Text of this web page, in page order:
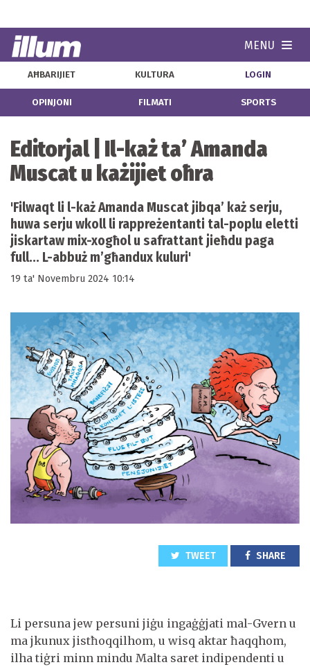
MENU
AĦBARIJIET KULTURA LOGIN
OPINJONI FILMATI SPORTS
Editorjal | Il-każ ta’ Amanda
Muscat u każijiet oħra
'Filwaqt li l-każ Amanda Muscat jibqa’ każ serju,
huwa serju wkoll li rappreżentanti tal-poplu eletti
jiskartaw mix-xogħol u safrattant jieħdu paga
full... L-abbuż m’għandux kuluri'
19 ta' Novembru 2024 10:14
TWEET SHARE
Li persuna jew persuni jiġu ingaġġjati mal-Gvern u
ma jkunux jistħoqqilhom, u wisq aktar ħaqqhom,
ilha tiġri minn mindu Malta saret indipendenti u